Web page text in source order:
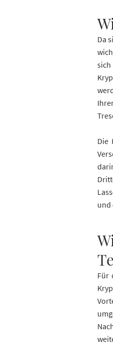
Da
Die
und
Für